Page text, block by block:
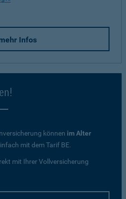
Infos
können im Alter
mit dem Tarif BE.
mit Ihrer Vollversicherung